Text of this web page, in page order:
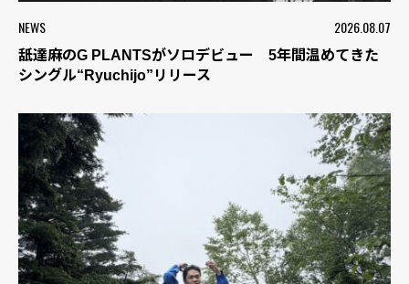
NEWS 2026.08.07
舐達麻のG PLANTSがソロデビュー 5年間温めてきた
シングル“Ryuchijo”リリース